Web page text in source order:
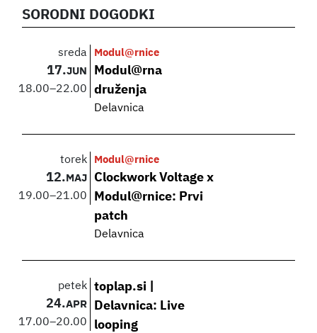
SORODNI DOGODKI
sreda
17.JUN
18.00–22.00
Modul@rnice
Modul@rna
druženja
Delavnica
torek
12. MAJ
19.00–21.00
Modul@rnice
Clockwork Voltage x
Modul@rnice: Prvi
patch
Delavnica
petek
24.APR
17.00–20.00
toplap.si |
Delavnica: Live
looping